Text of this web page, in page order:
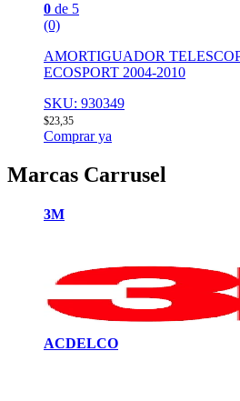
0 de 5
(0)
AMORTIGUADOR
ECOSPORT 2004-2010
SKU: 930349
$23,35
Comprar ya
Marcas Carrusel
3M
ACDELCO